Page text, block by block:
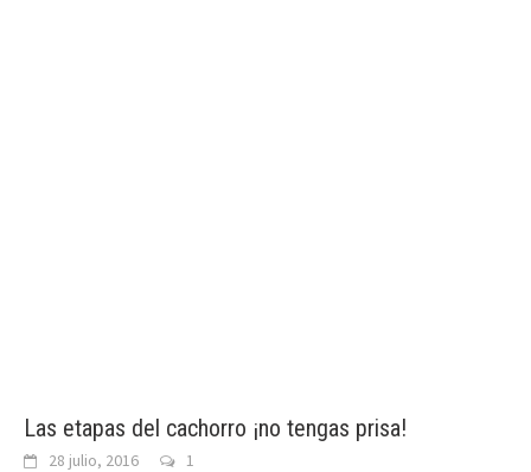
Las etapas del cachorro ¡no tengas prisa!
28 julio, 2016 1